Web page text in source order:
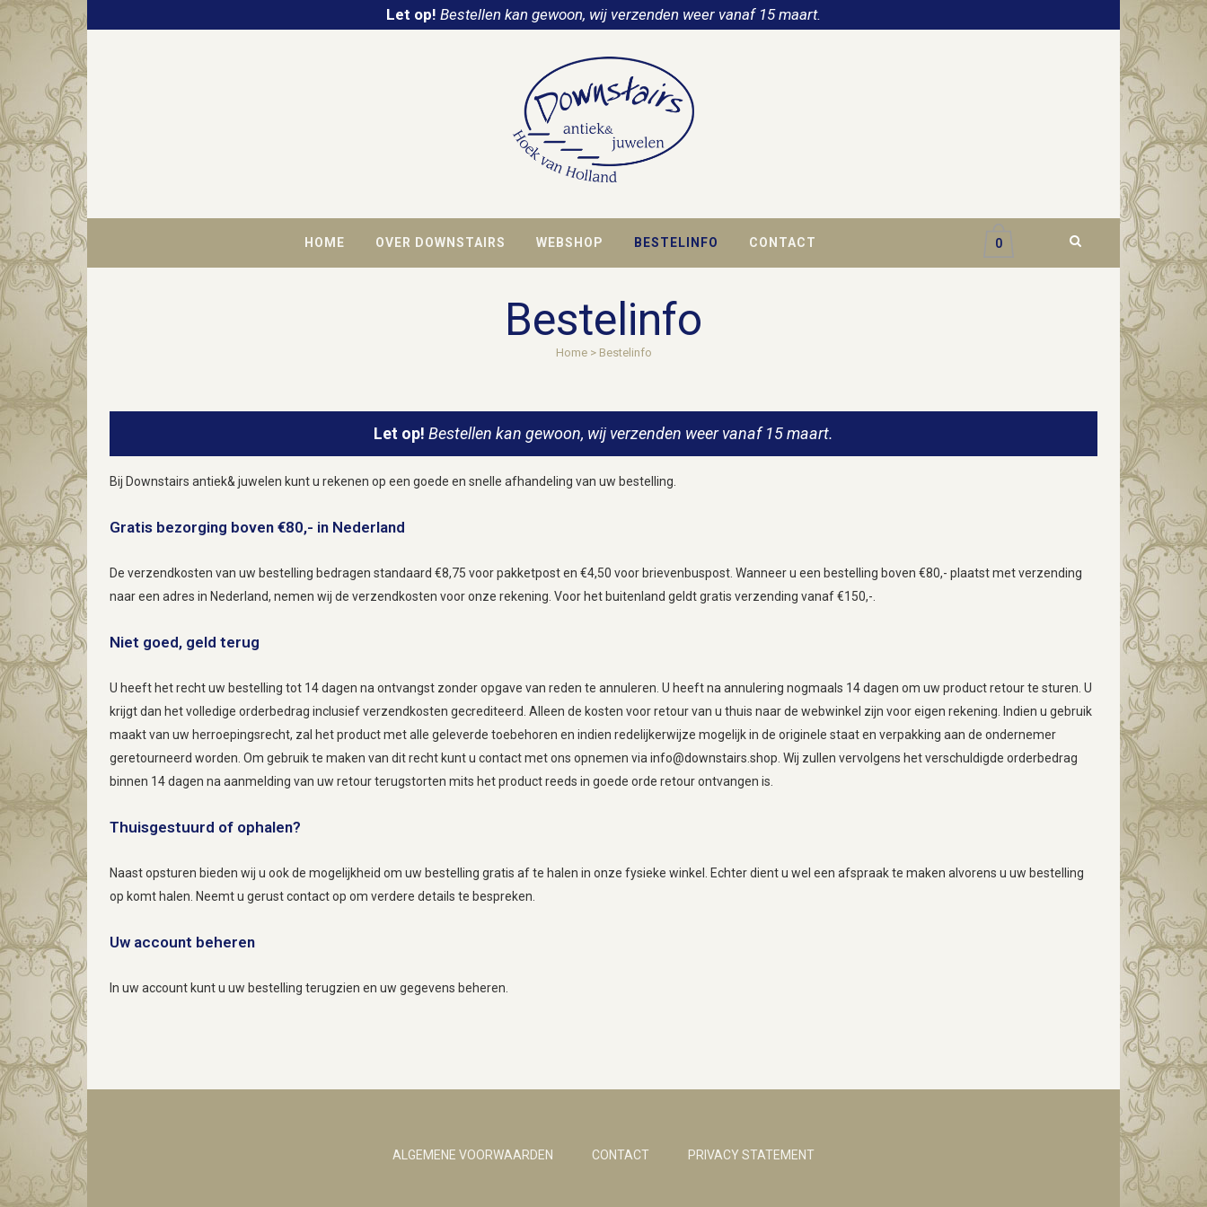
Let op! Bestellen kan gewoon, wij verzenden weer vanaf 15 maart.
HOME OVER DOWNSTAIRS WEBSHOP BESTELINFO CONTACT 0
Bestelinfo
Home> Bestelinfo
Let op! Bestellen kan gewoon, wij verzenden weer vanaf 15 maart.
Bij Downstairs antiek& juwelen kunt u rekenen op een goede en snelle afhandeling van uw bestelling.
Gratis bezorging boven €80,- in Nederland
De verzendkosten van uw bestelling bedragen standaard €8,75 voor pakketpost en €4,50 voor brievenbuspost. Wanneer u een bestelling boven €80,- plaatst met verzending
naar een adres in Nederland, nemen wij de verzendkosten voor onze rekening. Voor het buitenland geldt gratis verzending vanaf €150,-.
Niet goed, geld terug
U heeft het recht uw bestelling tot 14 dagen na ontvangst zonder opgave van reden te annuleren. U heeft na annulering nogmaals 14 dagen om uw product retour te sturen. U
krijgt dan het volledige orderbedrag inclusief verzendkosten gecrediteerd. Alleen de kosten voor retour van u thuis naar de webwinkel zijn voor eigen rekening. Indien u gebruik
maakt van uw herroepingsrecht, zal het product met alle geleverde toebehoren en indien redelijkerwijze mogelijk in de originele staat en verpakking aan de ondernemer
geretourneerd worden. Om gebruik te maken van dit recht kunt u contact met ons opnemen via info@downstairs.shop . Wij zullen vervolgens het verschuldigde orderbedrag
binnen 14 dagen na aanmelding van uw retour terugstorten mits het product reeds in goede orde retour ontvangen is.
Thuisgestuurd of ophalen?
Naast opsturen bieden wij u ook de mogelijkheid om uw bestelling gratis af te halen in onze fysieke winkel. Echter dient u wel een afspraak te maken alvorens u uw bestelling
op komt halen. Neemt u gerustcontactop om verdere details te bespreken.
Uw account beheren
In uw account kunt u uw bestelling terugzien en uw gegevens beheren.
ALGEMENE VOORWAARDEN CONTACT PRIVACY STATEMENT